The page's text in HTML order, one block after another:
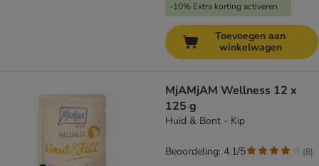
-10% Extra korting activeren
Toevoegen aan
winkelwagen
MjAMjAM Wellness 12 x
125 g
Huid & Bont - Kip
Beoordeling: 4.1/5 (8)